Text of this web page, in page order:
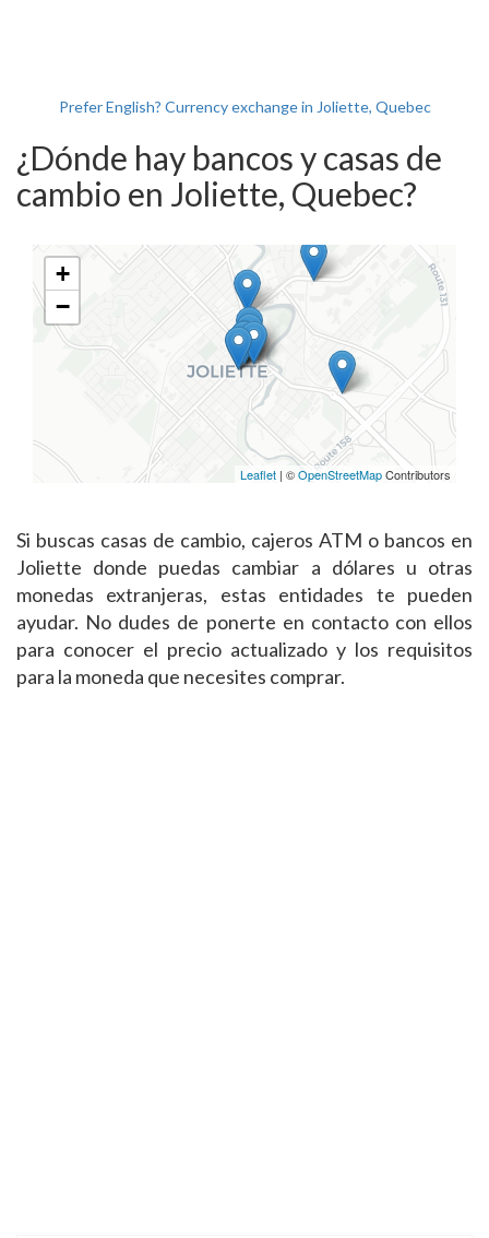
Prefer English? Currency exchange in Joliette, Quebec
¿Dónde hay bancos y casas de
cambio en Joliette, Quebec?
+
−
Leaflet | ©OpenStreetMapContributors
Si buscas casas de cambio, cajeros ATM o bancos en
Joliette donde puedas cambiar a dólares u otras
monedas extranjeras, estas entidades te pueden
ayudar. No dudes de ponerte en contacto con ellos
para conocer el precio actualizado y los requisitos
para la moneda que necesites comprar.